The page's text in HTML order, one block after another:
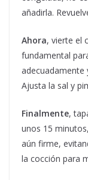
añadirla.
Ahora, vierte el
fundamental
Ajusta la sal y
Finalmente,
unos 15
aún firme,
la cocción para